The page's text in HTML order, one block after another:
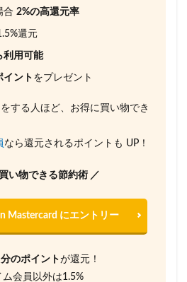
合 2%の高還元率
還元
利用可能
イント をプレゼント
する人ほど、お得に買い物でき
なら還元されるポイントも UP！
い物できる節約術 ／
Mastercard にエントリー
のポイントが還元！
ム会員以外は1.5%